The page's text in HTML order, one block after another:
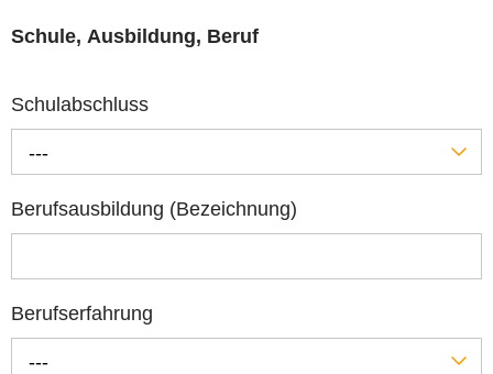
Schule, Ausbildung, Beruf
Schulabschluss
---
Berufsausbildung (Bezeichnung)
Berufserfahrung
---